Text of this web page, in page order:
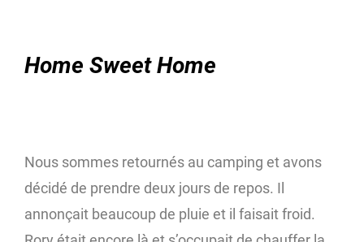
Home Sweet Home
Nous sommes retournés au camping et avons
décidé de prendre deux jours de repos. Il
annonçait beaucoup de pluie et il faisait froid.